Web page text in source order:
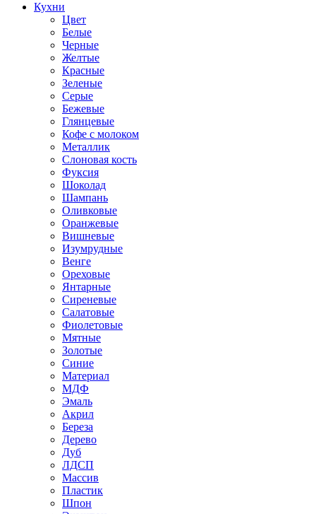
Кухни
Цвет
Белые
Черные
Желтые
Красные
Зеленые
Серые
Бежевые
Глянцевые
Кофе с молоком
Металлик
Слоновая кость
Фуксия
Шоколад
Шампань
Оливковые
Оранжевые
Вишневые
Изумрудные
Венге
Ореховые
Янтарные
Сиреневые
Салатовые
Фиолетовые
Мятные
Золотые
Синие
Материал
МДФ
Эмаль
Акрил
Береза
Дерево
Дуб
ЛДСП
Массив
Пластик
Шпон